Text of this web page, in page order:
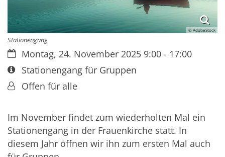
© AdobeStock
Stationengang
Datum:Montag, 24. November 2025 9:00 - 17:00
Art bzw. Nummer:
Stationengang für Gruppen
Von:Offen für alle
Im November findet zum wiederholten Mal ein
Stationengang in der Frauenkirche statt. In
diesem Jahr öffnen wir ihn zum ersten Mal auch